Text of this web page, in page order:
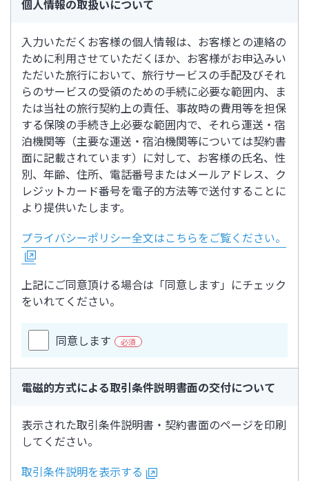
個人情報の取扱いについて
入力いただくお客様の個人情報は、お客様との連絡の
ために利用させていただくほか、お客様がお申込みい
ただいた旅行において、旅行サービスの手配及びそれ
らのサービスの受領のための手続に必要な範囲内、ま
たは当社の旅行契約上の責任、事故時の費用等を担保
する保険の手続き上必要な範囲内で、それら運送・宿
泊機関等（主要な運送・宿泊機関等については契約書
面に記載されています）に対して、お客様の氏名、性
別、年齢、住所、電話番号またはメールアドレス、ク
レジットカード番号を電子的方法等で送付することに
より提供いたします。
プライバシーポリシー全文はこちらをご覧ください。
上記にご同意頂ける場合は「同意します」にチェック
をいれてください。
同意します 必須
電磁的方式による取引条件説明書面の交付について
表示された取引条件説明書・契約書面のページを印刷
してください。
取引条件説明を表示する